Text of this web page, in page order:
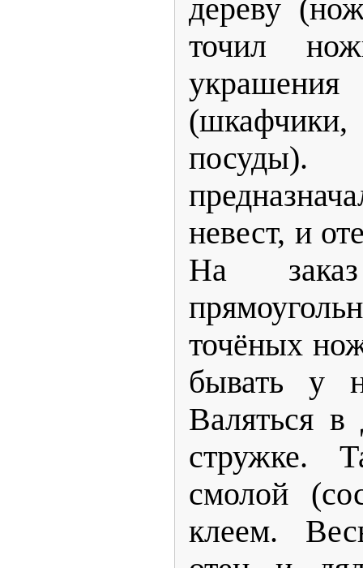
дереву
точил
невест, и
На
точёных
бывать у
Валяться в
стружке.
смолой
клеем.